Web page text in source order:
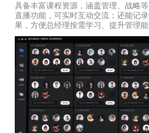
具备丰富课程资源，涵盖管理、战略
直播功能，可实时互动交流；还能记
果，方便总经理按需学习、提升管理